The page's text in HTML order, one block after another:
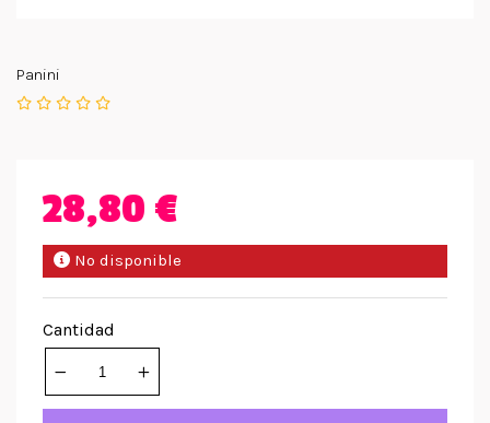
Panini
28,80 €
No disponible
Cantidad